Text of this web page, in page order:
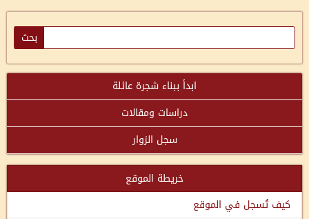
ابدأ ببناء شجرة عائلة
دراسات ومقالات
سجل الزوار
خريطة الموقع
كيف تُسجل في الموقع